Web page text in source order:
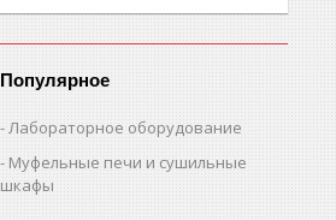
Популярное
Лабораторное оборудование
Муфельные печи и сушильные
шкафы